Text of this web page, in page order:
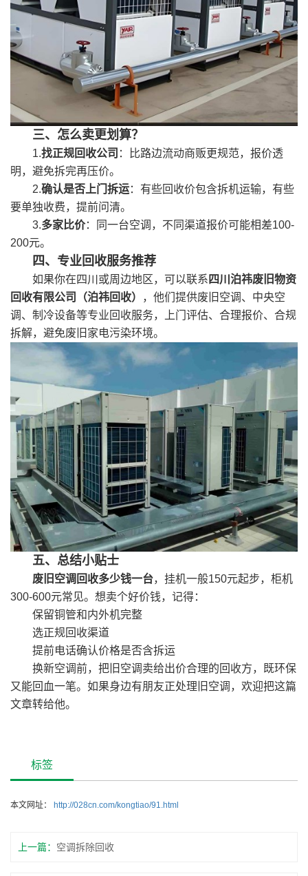
三、怎么卖更划算？
1.找正规回收公司 ：比路边流动商贩更规范，报价透
明，避免拆完再压价。
2.确认是否上门拆运：有些回收价包含拆机运输，有些
要单独收费，提前问清。
3.多家比价：同一台空调，不同渠道报价可能相差100-
200元。
四、专业回收服务推荐
如果你在四川或周边地区，可以联系 四川泊祎废旧物资
回收有限公司（泊祎回收）
，他们提供废旧空调、中央空
调、制冷设备等专业回收服务，上门评估、合理报价、合规
拆解，避免废旧家电污染环境。
五、总结小贴士
废旧空调回收多少钱一台，挂机一般150元起步，柜机
300-600元常见。想卖个好价钱，记得：
保留铜管和内外机完整
选正规回收渠道
提前电话确认价格是否含拆运
换新空调前，把旧空调卖给出价合理的回收方，既环保
又能回血一笔。如果身边有朋友正处理旧空调，欢迎把这篇
文章转给他。
标签
本文网址： http://028cn.com/kongtiao/91.html
上一篇： 空调拆除回收